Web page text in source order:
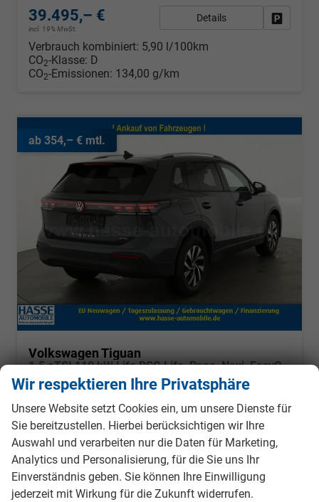
39.495,– €
incl. 19% MwSt.
Details
Verbrauch kombiniert: 5,90 l/100km
CO2-Klasse: D
CO2-Emissionen: 134,00 g/km
ab 354,– € mtl.
Volkswagen Tiguan
1.5 eTSI 110 kW Life DSG Life, Pano, Navi, EasyOpen, LED-Plus, 5 J.-Garantie
sofort lieferbar Fahrzeug mit Tageszulassung
Fahrzeugnr. 984493 Getriebe Automatik
Kraftstoff Benzin Außenfarbe Delfingrau Metallic
Leistung 110 kW (150 PS) Kilometerstand 10 km
01.11.2025
39.995,– € Details
Wir respektieren Ihre Privatsphäre
Unsere Website setzt Cookies ein, um unsere Dienste für
Sie bereitzustellen. Hierbei berücksichtigen wir Ihre
Auswahl und verarbeiten nur die Daten für Marketing,
Analytics und Personalisierung, für die Sie uns Ihr
Einverständnis geben. Sie können Ihre Einwilligung
jederzeit mit Wirkung für die Zukunft widerrufen.